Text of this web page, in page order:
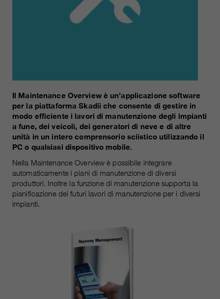
Il Maintenance Overview è un’applicazione software
per la piattaforma Skadii che consente di gestire in
modo efficiente i lavori di manutenzione degli impianti
a fune, dei veicoli, dei generatori di neve e di altre
unità in un intero comprensorio sciistico utilizzando il
PC o qualsiasi dispositivo mobile.
Nella Maintenance Overview è possibile integrare
automaticamente i piani di manutenzione di diversi
produttori. Inoltre la funzione di manutenzione supporta la
pianificazione dei futuri lavori di manutenzione per i diversi
impianti.
attuale
Usato per proteggere lo spam
durata 30 giorni
obiettivo
Salva le impostazioni del cookie
selezionate dall'utente.
_ga, _gid, _gat, __utma, __utmb,
__utmc, __utmd, __utmz
obiettivo
Questi cookie sono utilizzati da
Google Analytics per raccogliere
diversi tipi di informazioni sull'uso,
comprese le informazioni personali
e non personali. Ulteriori
informazioni sono disponibili nelle
Google Analytics all'indirizzo
https://policies.google.com/privacy.,
dove i dati raccolti sono utilizzati
anche ai nostri clienti / partner.
piú informazioni sul cookie